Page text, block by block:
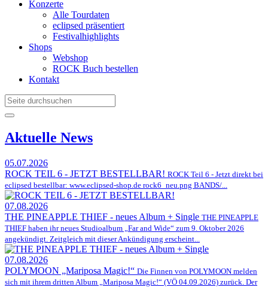
Konzerte
Alle Tourdaten
eclipsed präsentiert
Festivalhighlights
Shops
Webshop
ROCK Buch bestellen
Kontakt
Aktuelle News
05.07.2026
ROCK TEIL 6 - JETZT BESTELLBAR! ROCK Teil 6 - Jetzt direkt bei
eclipsed bestellbar: www.eclipsed-shop.de rock6_neu.png BANDS/...
07.08.2026
THE PINEAPPLE THIEF - neues Album + Single THE PINEAPPLE
THIEF haben ihr neues Studioalbum „Far and Wide“ zum 9. Oktober 2026
angekündigt. Zeitgleich mit dieser Ankündigung erscheint...
07.08.2026
POLYMOON „Mariposa Magic!“ Die Finnen von POLYMOON melden
sich mit ihrem dritten Album „Mariposa Magic!“ (VÖ 04.09.2026) zurück. Der